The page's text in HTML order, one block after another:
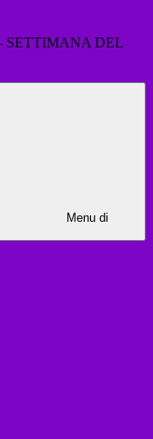
SETTIMANA DEL
Menu di